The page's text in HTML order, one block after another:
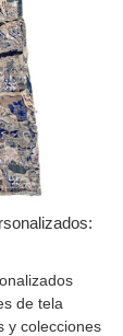
de tela
y colecciones